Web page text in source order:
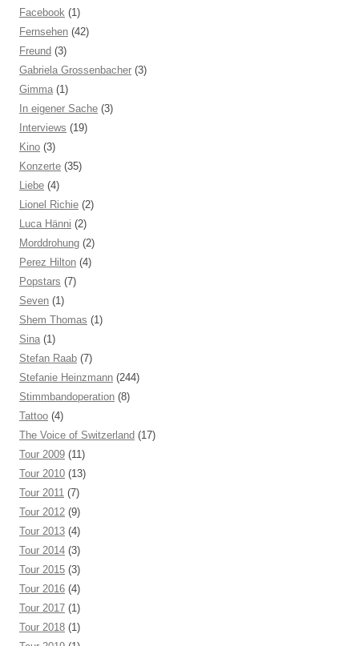
Facebook (1)
Fernsehen (42)
Freund (3)
Gabriela Grossenbacher (3)
Gimma (1)
In eigener Sache (3)
Interviews (19)
Kino (3)
Konzerte (35)
Liebe (4)
Lionel Richie (2)
Luca Hänni (2)
Morddrohung (2)
Perez Hilton (4)
Popstars (7)
Seven (1)
Shem Thomas (1)
Sina (1)
Stefan Raab (7)
Stefanie Heinzmann (244)
Stimmbandoperation (8)
Tattoo (4)
The Voice of Switzerland (17)
Tour 2009 (11)
Tour 2010 (13)
Tour 2011 (7)
Tour 2012 (9)
Tour 2013 (4)
Tour 2014 (3)
Tour 2015 (3)
Tour 2016 (4)
Tour 2017 (1)
Tour 2018 (1)